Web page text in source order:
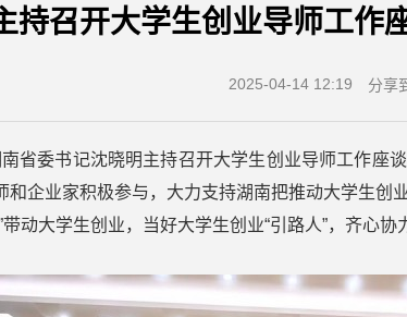
持召开大学生创业导师工作
2025-04-14 12:19 分享
委书记沈晓明主持召开大学生创业导师工作座谈
和企业家积极参与，大力支持湖南把推动大学生创
带动大学生创业，当好大学生创业“引路人”，齐心